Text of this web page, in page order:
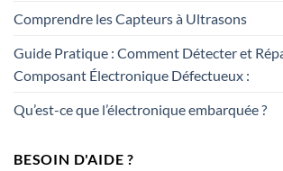
Comprendre les Capteurs à Ultrasons
Guide Pratique : Comment Détecter et
Composant Électronique Défectueux :
Qu’est-ce que l’électronique embarquée ?
BESOIN D'AIDE ?